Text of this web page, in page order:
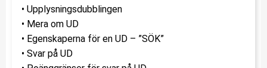
• Upplysningsdubblingen
• Mera om UD
• Egenskaperna för en UD – ”SÖK”
• Svar på UD